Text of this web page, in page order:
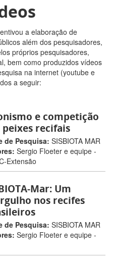
a elaboração de
além dos pesquisadores,
próprios pesquisadores,
bem como produzidos vídeos
na internet (youtube e
a seguir:
e competição
recifais
de Pesquisa: SISBIOTA MAR
Sergio Floeter e equipe -
Extensão
Mar: Um
nos recifes
de Pesquisa: SISBIOTA MAR
Sergio Floeter e equipe -